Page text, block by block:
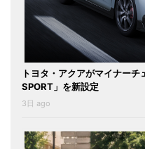
トヨタ・アクアがマイナー
SPORT」を新設定
3日 ago